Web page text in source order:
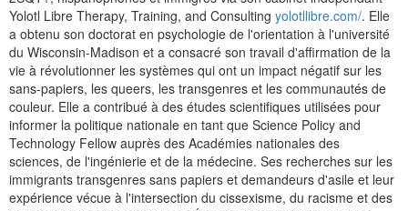
Yolotl Libre Therapy, Training, and Consulting yolotllibre.com/. Elle
a obtenu son doctorat en psychologie de l'orientation à l'université
du Wisconsin-Madison et a consacré son travail d'affirmation de la
vie à révolutionner les systèmes qui ont un impact négatif sur les
sans-papiers, les queers, les transgenres et les communautés de
couleur. Elle a contribué à des études scientifiques utilisées pour
informer la politique nationale en tant que Science Policy and
Technology Fellow auprès des Académies nationales des
sciences, de l'ingénierie et de la médecine. Ses recherches sur les
immigrants transgenres sans papiers et demandeurs d'asile et leur
expérience vécue à l'intersection du cissexisme, du racisme et des